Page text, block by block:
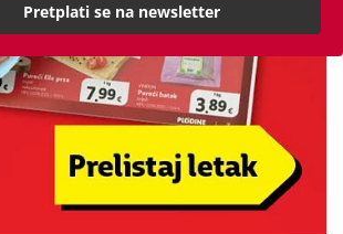
Pretplati se na newsletter